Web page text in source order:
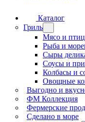
Каталог
Гриль
Мясо и
Рыба и
Сыры
Соусы и
Колбасы и
Овощные
Выгодно и
ФМ Коллекция
Фермерские
Сделано в море